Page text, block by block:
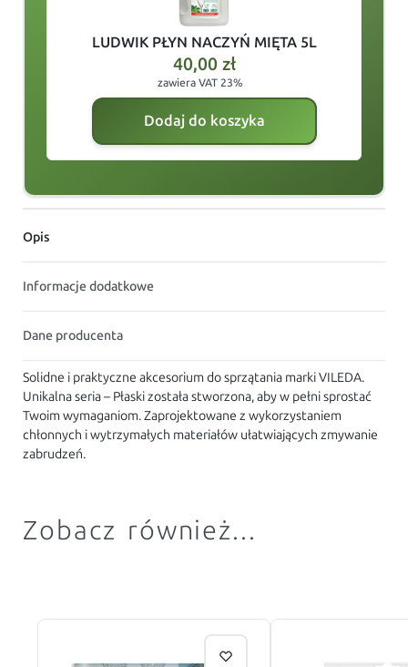
LUDWIK PŁYN NACZYŃ MIĘTA 5L
40,00 zł
zawiera VAT 23%
Dodaj do koszyka
Opis
Informacje dodatkowe
Dane producenta
Solidne i praktyczne akcesorium do sprzątania marki VILEDA.
Unikalna seria – Płaski została stworzona, aby w pełni sprostać
Twoim wymaganiom. Zaprojektowane z wykorzystaniem
chłonnych i wytrzymałych materiałów ułatwiających zmywanie
zabrudzeń.
Zobacz również...